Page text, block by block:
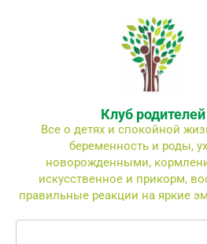
Клуб родителей
Все о детях и спокойной
беременность и роды,
новорожденными,
искусственное и прикорм,
правильные реакции на яркие
Поиск: